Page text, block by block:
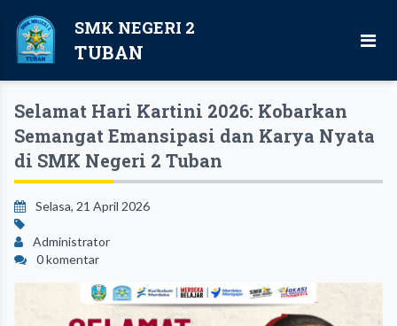
SMK NEGERI 2
TUBAN
Selamat Hari Kartini 2026: Kobarkan
Semangat Emansipasi dan Karya Nyata
di SMK Negeri 2 Tuban
Selasa, 21 April 2026
Administrator
0 komentar